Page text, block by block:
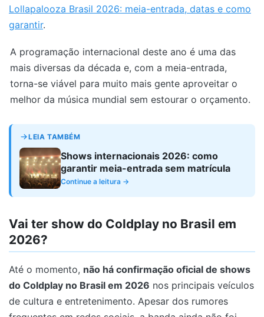
Lollapalooza Brasil 2026: meia-entrada, datas e como
garantir.
A programação internacional deste ano é uma das
mais diversas da década e, com a meia-entrada,
torna-se viável para muito mais gente aproveitar o
melhor da música mundial sem estourar o orçamento.
LEIA TAMBÉM
Shows internacionais 2026: como
garantir meia-entrada sem matrícula
Continue a leitura →
Vai ter show do Coldplay no Brasil em
2026?
Até o momento, não há confirmação oficial de shows
do Coldplay no Brasil em 2026 nos principais veículos
de cultura e entretenimento. Apesar dos rumores